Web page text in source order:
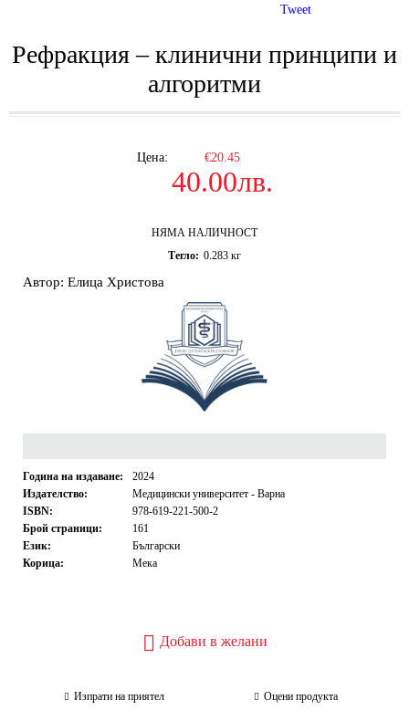
Рефракция – клинични принципи и
алгоритми
Цена: €20.45
40.00лв.
НЯМА НАЛИЧНОСТ
Тегло: 0.283 кг
Автор: Елица Христова
Година на издаване:
2024
Издателство:
Медицински университет - Варна
ISBN:
978-619-221-500-2
Брой страници:
161
Език:
Български
Корица:
Мека
Добави в желани
Изпрати на приятел Оцени продукта
Tweet